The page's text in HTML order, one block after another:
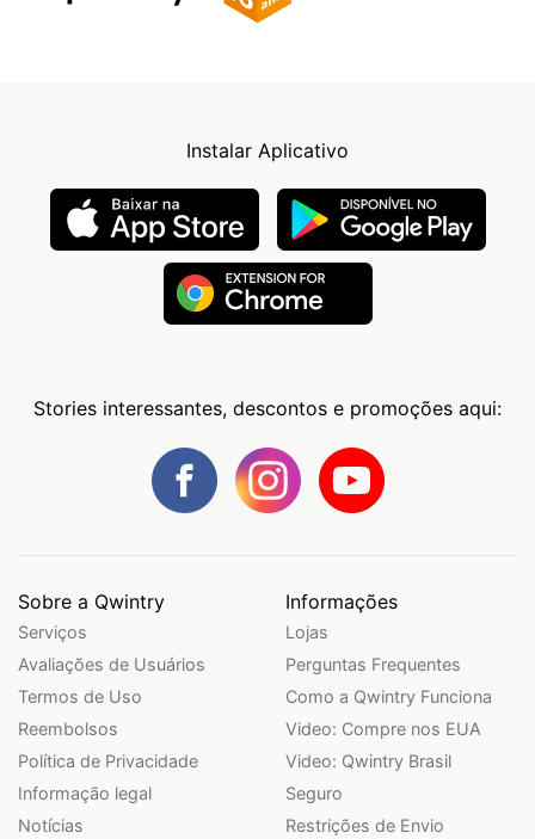
Instalar Aplicativo
Stories interessantes, descontos e promoções aqui:
Sobre a Qwintry
Serviços
Avaliações de Usuários
Termos de Uso
Reembolsos
Política de Privacidade
Informação legal
Notícias
Informações
Lojas
Perguntas Frequentes
Como a Qwintry Funciona
Video: Compre nos EUA
Video: Qwintry Brasil
Seguro
Restrições de Envio